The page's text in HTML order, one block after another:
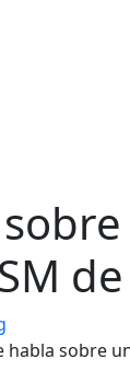
sobre